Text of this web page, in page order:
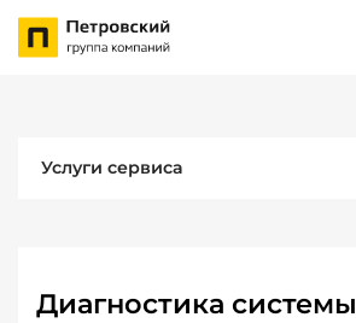
Услуги сервиса
Диагностика системы